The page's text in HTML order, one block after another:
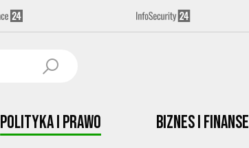
Polityka i prawo Biznes i Finanse